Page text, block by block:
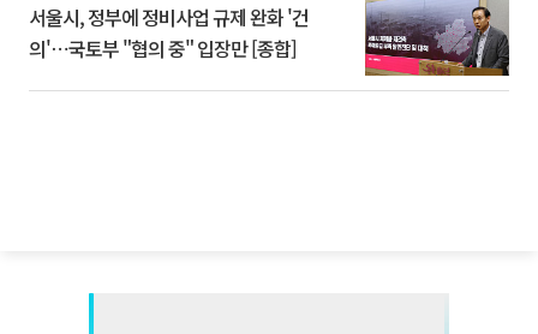
서울시, 정부에 정비사업 규제 완화 '건
의'⋯국토부 "협의 중" 입장만 [종합]